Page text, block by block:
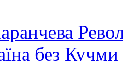
без Кучми